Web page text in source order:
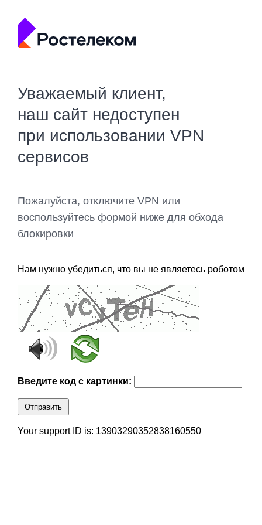
Уважаемый клиент,
наш сайт недоступен
при использовании VPN
сервисов
Пожалуйста, отключите VPN или
воспользуйтесь формой ниже для обхода
блокировки
Нам нужно убедиться, что вы не являетесь роботом
Введите код с картинки:
Отправить
Your support ID is: 13903290352838160550